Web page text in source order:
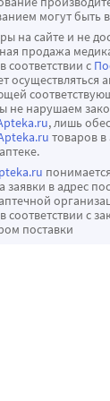
ряда
вызывать
такие как
пигментации,
роста
и
препарата
могут быть в
на сайте и не
продажа
соответствии с
осуществляться
не нарушаем
, лишь
товаров в
заявки в адрес
соответствии с
поставки